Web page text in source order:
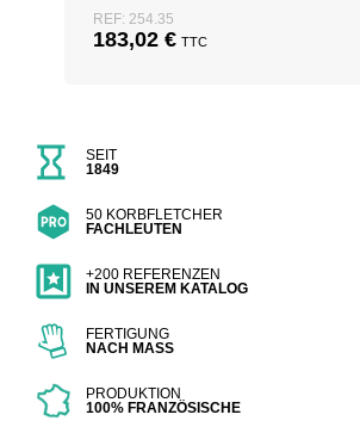
REF: 254.35
183,02 € TTC
SEIT
1849
50 KORBFLETCHER
FACHLEUTEN
+200 REFERENZEN
IN UNSEREM KATALOG
FERTIGUNG
NACH MASS
PRODUKTION
100% FRANZÖSISCHE